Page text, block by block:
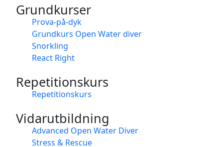
Grundkurser
Prova-på-dyk
Grundkurs Open Water diver
Snorkling
React Right
Repetitionskurs
Repetitionskurs
Vidarutbildning
Advanced Open Water Diver
Stress & Rescue